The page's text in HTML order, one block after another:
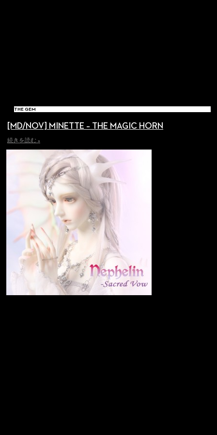
THE GEM
[MD/NOV] MINETTE – THE MAGIC HORN
続きを読む »